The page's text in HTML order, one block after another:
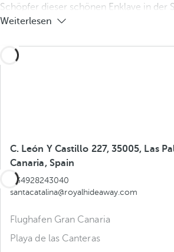
Schöpfer dieser schönen Enklave in der
Weiterlesen
C. León Y Castillo 227, 35005, Las
Canaria, Spain
+34928243040
santacatalina@royalhideaway.com
Flughafen Gran Canaria
Playa de las Canteras